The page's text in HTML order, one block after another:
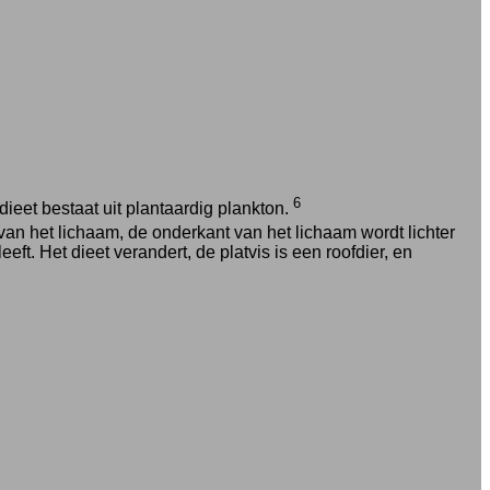
bestaat uit plantaardig plankton. 6
het lichaam, de onderkant van het lichaam wordt lichter
Het dieet verandert, de platvis is een roofdier, en